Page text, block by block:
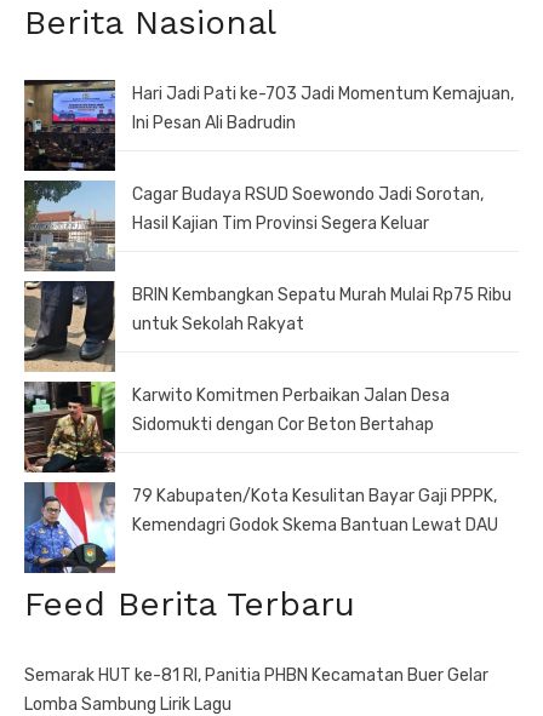
Berita Nasional
Hari Jadi Pati ke-703 Jadi Momentum Kemajuan,
Ini Pesan Ali Badrudin
Cagar Budaya RSUD Soewondo Jadi Sorotan,
Hasil Kajian Tim Provinsi Segera Keluar
BRIN Kembangkan Sepatu Murah Mulai Rp75 Ribu
untuk Sekolah Rakyat
Karwito Komitmen Perbaikan Jalan Desa
Sidomukti dengan Cor Beton Bertahap
79 Kabupaten/Kota Kesulitan Bayar Gaji PPPK,
Kemendagri Godok Skema Bantuan Lewat DAU
Feed Berita Terbaru
Semarak HUT ke-81 RI, Panitia PHBN Kecamatan Buer Gelar
Lomba Sambung Lirik Lagu